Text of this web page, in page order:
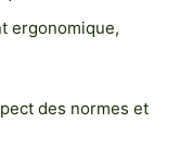
ergonomique,
des normes et